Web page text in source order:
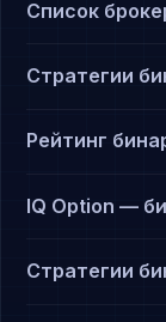
Список
Стратегии
Рейтинг
IQ Option —
Стратегии